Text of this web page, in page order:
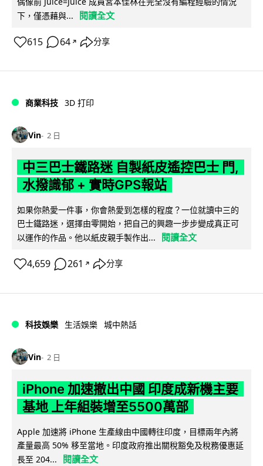
下，僅憑藉與...
閱讀全文
615 64 ↗ 分享
商業科技 3D 打印
Vin 2 日
中三巴士鐵路迷 自製紙皮遙控巴士 門,
水撥識郁 + 實時GPS報站
如果你熱愛一件事，你會熱愛到怎樣的程度？一位就讀中三的
巴士鐵路迷，選擇由零開始，把自己的興趣一步步變成真正可
以運作的作品。他以紙皮親手製作出...
閱讀全文
4,659 261 ↗ 分享
科技娛樂 生活娛樂 城中熱話
Vin 2 日
iPhone 加速撤出中國 印度成新機主要
基地 上年組裝增至5500萬部
Apple 加速將 iPhone 生產線由中國轉往印度，目標兩年內將
產量最高 50% 移至當地。印度政府推出關稅豁免及稅務優惠延
長至 204...
閱讀全文